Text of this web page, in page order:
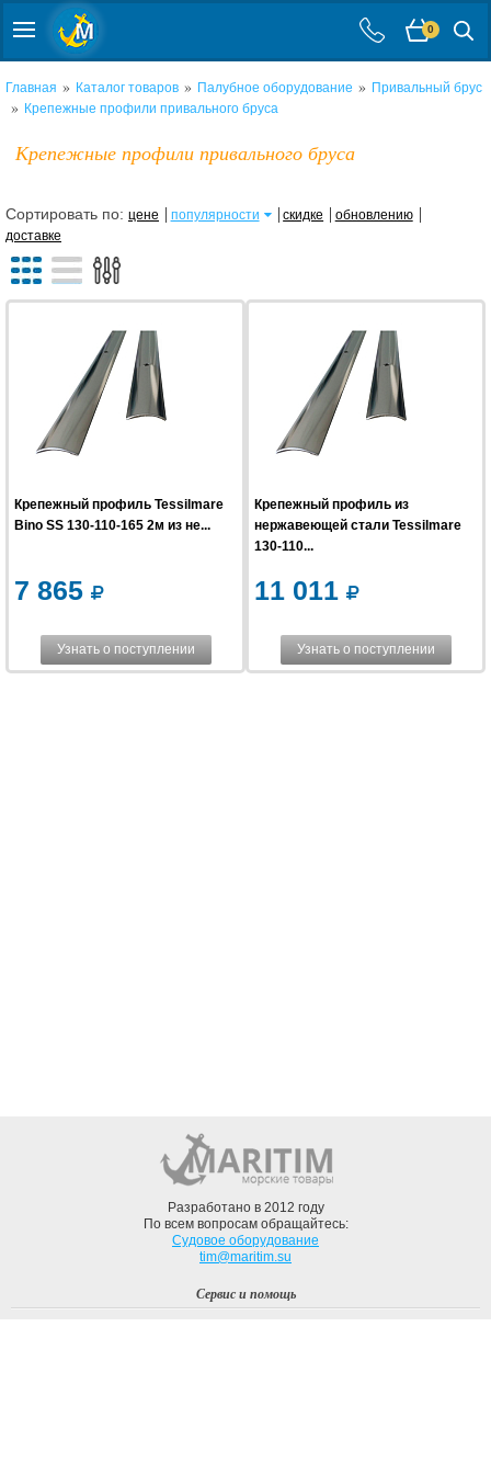
0
Главная » Каталог товаров » Палубное оборудование » Привальный брус
» Крепежные профили привального бруса
Крепежные профили привального бруса
Сортировать по: цене популярности скидке
обновлению
доставке
Крепежный профиль Tessilmare
Bino SS 130-110-165 2м из не...
7 865
Узнать о поступлении
Крепежный профиль из
нержавеющей стали Tessilmare
130-110...
11 011
Узнать о поступлении
Разработано в 2012 году
По всем вопросам обращайтесь:
Судовое оборудование
tim@maritim.su
Сервис и помощь